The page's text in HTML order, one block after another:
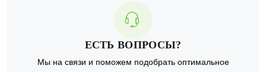
ЕСТЬ ВОПРОСЫ?
Мы на связи и поможем подобрать оптимальное